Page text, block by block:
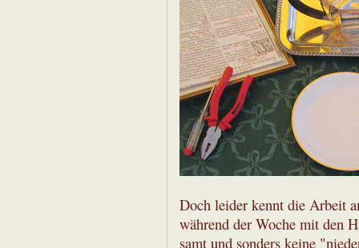
Doch leider kennt die Arbeit
während der Woche mit den
samt und sonders keine